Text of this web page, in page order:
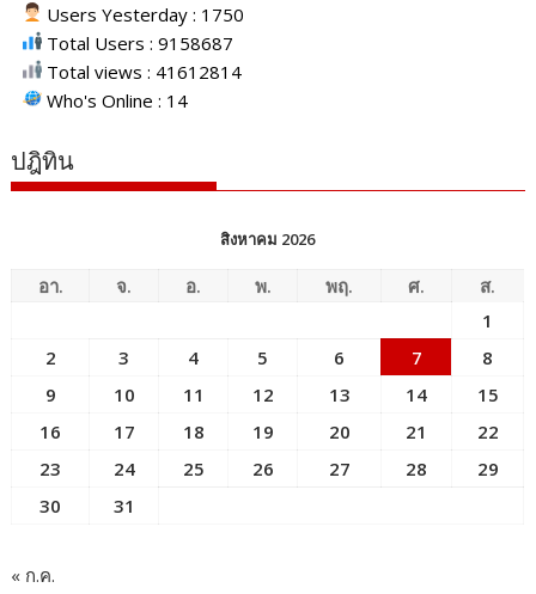
Users Yesterday : 1750
Total Users : 9158687
Total views : 41612814
Who's Online : 14
ปฎิทิน
สิงหาคม 2026
อา. จ. อ. พ. พฤ. ศ.
ส.
1
2
3 4 5 6 7
8
9
10 11 12 13 14
15
16
17 18 19 20 21
22
23
24 25 26 27 28
29
30
31
« ก.ค.